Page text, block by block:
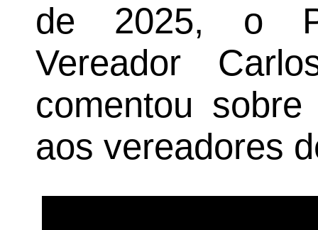
de 2025, o
Vereador
comentou
aos vereadores